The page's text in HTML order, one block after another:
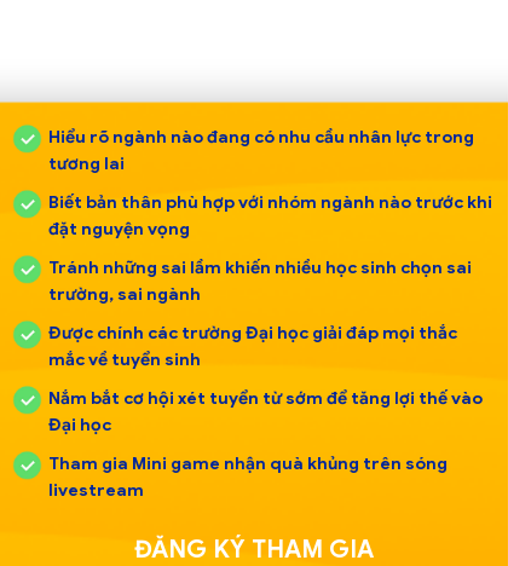
ĐĂNG KÝ THAM GIA
Hiểu rõ ngành nào đang có nhu cầu nhân lực trong
tương lai
Biết bản thân phù hợp với nhóm ngành nào trước khi
đặt nguyện vọng
Tránh những sai lầm khiến nhiều học sinh chọn sai
trường, sai ngành
Được chính các trường Đại học giải đáp mọi thắc
mắc về tuyển sinh
Nắm bắt cơ hội xét tuyển từ sớm để tăng lợi thế vào
Đại học
Tham gia Mini game nhận quà khủng trên sóng
livestream